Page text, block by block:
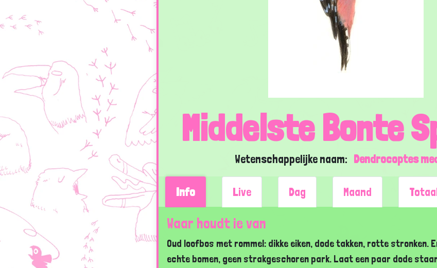
Middelste Bonte
Wetenschappelijke naam: Dendrocoptes
Info Live Dag Maand
Waar houdt ie van
Oud loofbos met rommel: dikke eiken, dode takken, rotte stronken.
echte bomen, geen strakgeschoren park. Laat een paar dode